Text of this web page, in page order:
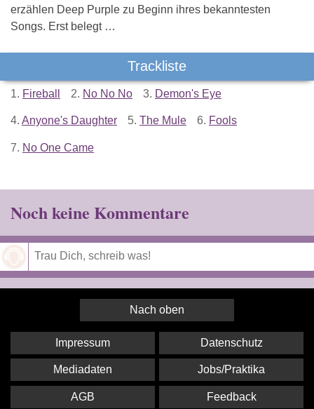
erzählen Deep Purple zu Beginn ihres bekanntesten
Songs. Erst belegt …
Trackliste
1. Fireball 2. No No No 3. Demon's Eye
4. Anyone's Daughter 5. The Mule 6. Fools
7. No One Came
Noch keine Kommentare
Nach oben
Impressum Datenschutz
Mediadaten Jobs/Praktika
AGB Feedback